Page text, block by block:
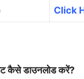
Click
कैसे डाउनलोड करें?